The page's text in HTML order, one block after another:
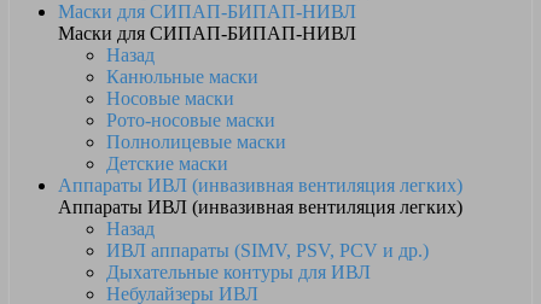
Маски для СИПАП-БИПАП-НИВЛ
Маски для СИПАП-БИПАП-НИВЛ
Назад
Канюльные маски
Носовые маски
Рото-носовые маски
Полнолицевые маски
Детские маски
Аппараты ИВЛ (инвазивная вентиляция легких)
Аппараты ИВЛ (инвазивная вентиляция легких)
Назад
ИВЛ аппараты (SIMV, PSV, PCV и др.)
Дыхательные контуры для ИВЛ
Небулайзеры ИВЛ